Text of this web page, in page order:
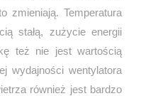
zmieniają. Temperatura
stałą, zużycie energii
też nie jest wartością
wydajności wentylatora
również jest bardzo